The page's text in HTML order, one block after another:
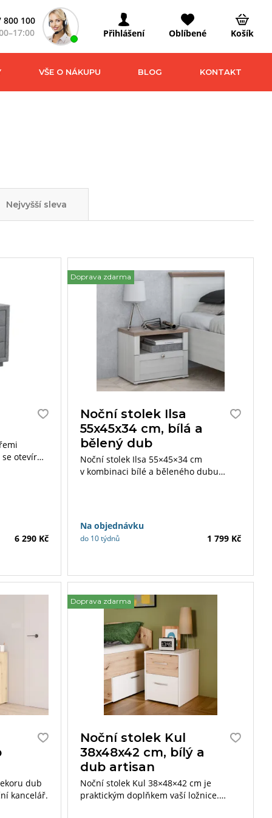
800 100
Přihlášení Oblíbené Košík
VŠE O NÁKUPU BLOG KONTAKT
Nejvyšší sleva
otevírají
6 290 Kč
Doprava zdarma
Noční stolek Ilsa
55x45x34 cm, bílá a
bělený dub
Noční stolek Ilsa 55×45×34 cm
v kombinaci bílé a běleného dubu
hodí k ostatním kusům nábytku
z kolekce Ilsa.
Na objednávku
do 10 týdnů 1 799 Kč
dub
kancelář.
Doprava zdarma
Noční stolek Kul
38x48x42 cm, bílý a
dub artisan
Noční stolek Kul 38×48×42 cm je
praktickým doplňkem vaší ložnice.